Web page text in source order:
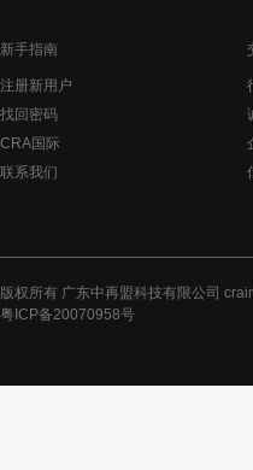
新手指南
注册新用户
找回密码
CRA国际
联系我们
版权所有 广东中再盟科技有限公司
粤ICP备20070958号